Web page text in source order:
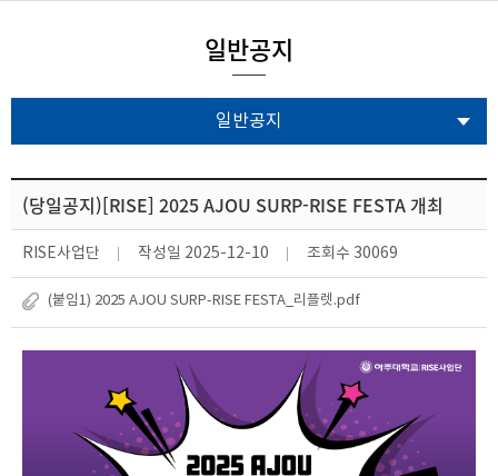
일반공지
일반공지
(당일공지)[RISE] 2025 AJOU SURP-RISE FESTA 개최
RISE사업단 작성일 2025-12-10 조회수 30069
(붙임1) 2025 AJOU SURP-RISE FESTA_리플렛.pdf